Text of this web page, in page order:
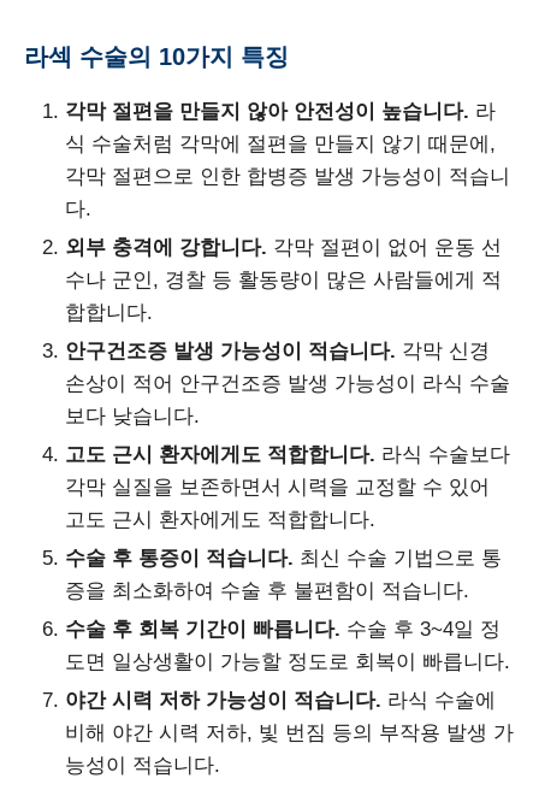
라섹 수술의 10가지 특징
각막 절편을 만들지 않아 안전성이 높습니다. 라
식 수술처럼 각막에 절편을 만들지 않기 때문에,
각막 절편으로 인한 합병증 발생 가능성이 적습니
다.
외부 충격에 강합니다. 각막 절편이 없어 운동 선
수나 군인, 경찰 등 활동량이 많은 사람들에게 적
합합니다.
안구건조증 발생 가능성이 적습니다. 각막 신경
손상이 적어 안구건조증 발생 가능성이 라식 수술
보다 낮습니다.
고도 근시 환자에게도 적합합니다. 라식 수술보다
각막 실질을 보존하면서 시력을 교정할 수 있어
고도 근시 환자에게도 적합합니다.
수술 후 통증이 적습니다. 최신 수술 기법으로 통
증을 최소화하여 수술 후 불편함이 적습니다.
수술 후 회복 기간이 빠릅니다. 수술 후 3~4일 정
도면 일상생활이 가능할 정도로 회복이 빠릅니다.
야간 시력 저하 가능성이 적습니다. 라식 수술에
비해 야간 시력 저하, 빛 번짐 등의 부작용 발생 가
능성이 적습니다.